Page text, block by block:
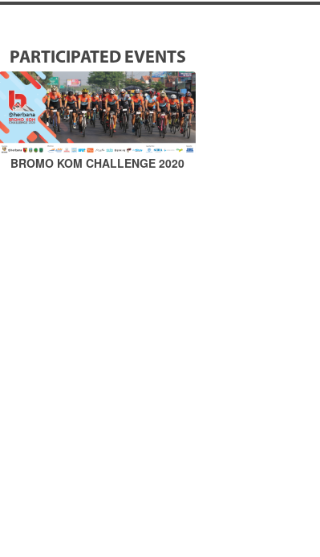
PARTICIPATED EVENTS
BROMO KOM CHALLENGE 2020